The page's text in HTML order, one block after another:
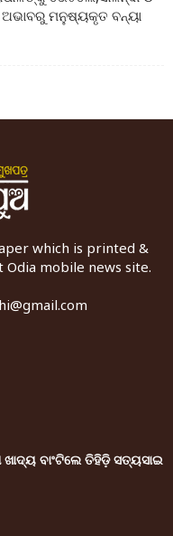
ମନୁଷ୍ୟକୃତ ବନ୍ୟା
which is printed &
mobile news site.
ବାଂଟିଲେ ତିହିଡି଼ ସତ୍ୟସାଇ